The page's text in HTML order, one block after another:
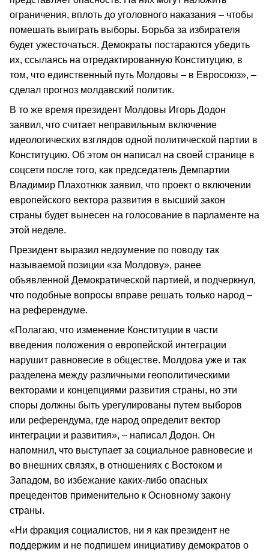
ограничения, вплоть до уголовного наказания – чтобы
помешать выиграть выборы. Борьба за избирателя
будет ужесточаться. Демократы постараются убедить
их, ссылаясь на отредактированную Конституцию, в
том, что единственный путь Молдовы – в Евросоюз», –
сделал прогноз молдавский политик.
В то же время президент Молдовы Игорь Додон
заявил, что считает неправильным включение
идеологических взглядов одной политической партии в
Конституцию. Об этом он написал на своей странице в
соцсети после того, как председатель Демпартии
Владимир Плахотнюк заявил, что проект о включении
европейского вектора развития в высший закон
страны будет вынесен на голосование в парламенте на
этой неделе.
Президент выразил недоумение по поводу так
называемой позиции «за Молдову», ранее
объявленной Демократической партией, и подчеркнул,
что подобные вопросы вправе решать только народ –
на референдуме.
«Полагаю, что изменение Конституции в части
введения положения о европейской интеграции
нарушит равновесие в обществе. Молдова уже и так
разделена между различными геополитическими
векторами и концепциями развития страны, но эти
споры должны быть урегулированы путем выборов
или референдума, где народ определит вектор
интеграции и развития», – написал Додон. Он
напомнил, что выступает за социальное равновесие и
во внешних связях, в отношениях с Востоком и
Западом, во избежание каких-либо опасных
прецедентов применительно к Основному закону
страны.
«Ни фракция социалистов, ни я как президент не
поддержим и не подпишем инициативу демократов о